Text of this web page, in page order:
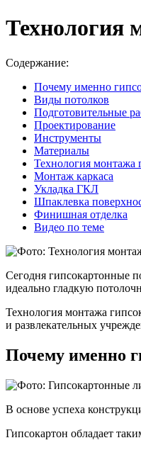
Технология
Содержание:
Почему именно
Виды потолков
Подготовительные
Проектирование
Инструменты
Материалы
Технология монтажа
Монтаж каркаса
Укладка ГКЛ
Шпаклевка
Финишная отделка
Видео по теме
Сегодня гипсокартонные
идеально гладкую
Технология монтажа
и развлекательных
Почему именно
В основе успеха
Гипсокартон обладает